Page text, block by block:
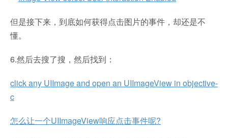
但是接下来，到底如何获得点击图片的事件，却还是不
懂。
6.然后去搜了搜，然后找到：
click any UIImage and open an UIImageView in objective-
c
怎么让一个UIImageView响应点击事件呢?